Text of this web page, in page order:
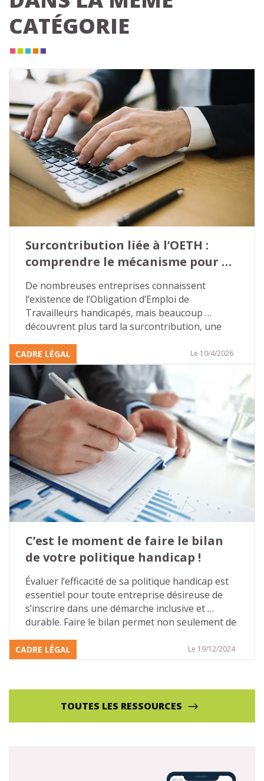
CATÉGORIE
Surcontribution liée à l’OETH :
comprendre le mécanisme pour
éviter les mauvaises surprises…
De nombreuses entreprises connaissent
l’existence de l’Obligation d’Emploi de
Travailleurs handicapés, mais beaucoup
découvrent plus tard la surcontribution, une
contribution « classique ». Cette
méconnaissance crée un terrain favorable aux
discours alarmistes de certains démarcheurs
commerciaux.
Pour les directions des ressources humaines et
les référents handicap, l’enjeu est simple :
comprendre les règles, sécuriser les pratiques
internes et ne pas céder à la pression
extérieure.
CADRE LÉGAL Le 10/4/2026
C’est le moment de faire le bilan
de votre politique handicap !
Évaluer l’efficacité de sa politique handicap est
essentiel pour toute entreprise désireuse de
s’inscrire dans une démarche inclusive et
durable. Faire le bilan permet non seulement de
d’identifier les axes d’amélioration. Cet article
vous présente les points clés pour réaliser le
permettant, en appliquant les principes de
l’amélioration continue, de vous inscrire dans
CADRE LÉGAL Le 19/12/2024
TOUTES LES RESSOURCES